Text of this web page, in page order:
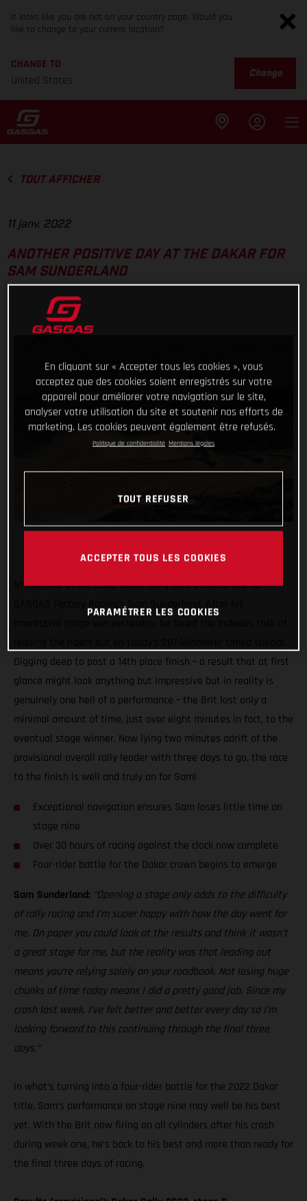
It looks like you are not on your country page. Would you
like to change to your current location?
CHANGE TO
United States
Change
TOUT AFFICHER
11 janv. 2022
ANOTHER POSITIVE DAY AT THE DAKAR FOR
SAM SUNDERLAND
Stage nine of the 2022 Dakar Rally was a crucial one for
GASGAS Factory Racing’s Sam Sunderland. After his
Digging deep to post a 14th place finish – a result that at first
glance might look anything but impressive but in reality is
genuinely one hell of a performance – the Brit lost only a
minimal amount of time, just over eight minutes in fact, to the
eventual stage winner. Now lying two minutes adrift of the
provisional overall rally leader with three days to go, the race
to the finish is well and truly on for Sam!
Exceptional navigation ensures Sam loses little time on
stage nine
Over 30 hours of racing against the clock now complete
Four-rider battle for the Dakar crown begins to emerge
Sam Sunderland: “Opening a stage only adds to the difficulty
of rally racing and I’m super happy with how the day went for
me. On paper you could look at the results and think it wasn’t
a great stage for me, but the reality was that leading out
means you’re relying solely on your roadbook. Not losing huge
chunks of time today means I did a pretty good job. Since my
crash last week, I’ve felt better and better every day so I’m
looking forward to this continuing through the final three
days.”
In what’s turning into a four-rider battle for the 2022 Dakar
title, Sam’s performance on stage nine may well be his best
yet. With the Brit now firing on all cylinders after his crash
during week one, he’s back to his best and more than ready for
the final three days of racing.
En cliquant sur « Accepter tous les cookies », vous
acceptez que des cookies soient enregistrés sur votre
appareil pour améliorer votre navigation sur le site,
analyser votre utilisation du site et soutenir nos efforts de
marketing. Les cookies peuvent également être refusés.
Politique de confidentialité Mentions légales
TOUT REFUSER
ACCEPTER TOUS LES COOKIES
PARAMÉTRER LES COOKIES